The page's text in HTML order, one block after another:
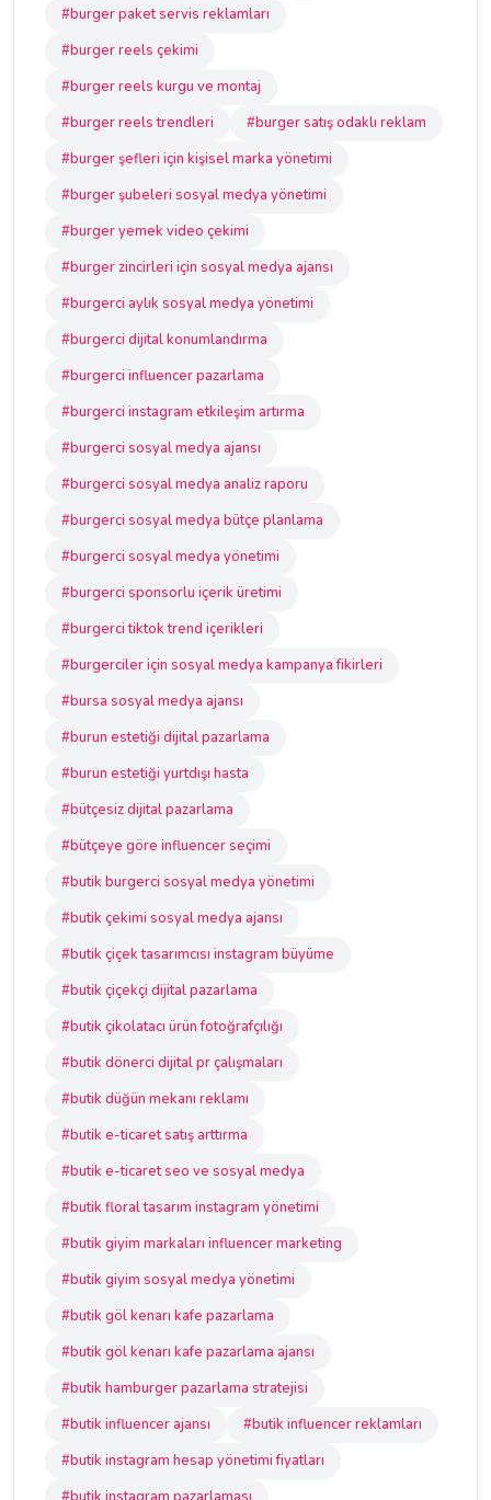
#burger paket servis reklamları
#burger reels çekimi
#burger reels kurgu ve montaj
#burger reels trendleri
#burger satış odaklı reklam
#burger şefleri için kişisel marka yönetimi
#burger şubeleri sosyal medya yönetimi
#burger yemek video çekimi
#burger zincirleri için sosyal medya ajansı
#burgerci aylık sosyal medya yönetimi
#burgerci dijital konumlandırma
#burgerci influencer pazarlama
#burgerci instagram etkileşim artırma
#burgerci sosyal medya ajansı
#burgerci sosyal medya analiz raporu
#burgerci sosyal medya bütçe planlama
#burgerci sosyal medya yönetimi
#burgerci sponsorlu içerik üretimi
#burgerci tiktok trend içerikleri
#burgerciler için sosyal medya kampanya fikirleri
#bursa sosyal medya ajansı
#burun estetiği dijital pazarlama
#burun estetiği yurtdışı hasta
#bütçesiz dijital pazarlama
#bütçeye göre influencer seçimi
#butik burgerci sosyal medya yönetimi
#butik çekimi sosyal medya ajansı
#butik çiçek tasarımcısı instagram büyüme
#butik çiçekçi dijital pazarlama
#butik çikolatacı ürün fotoğrafçılığı
#butik dönerci dijital pr çalışmaları
#butik düğün mekanı reklamı
#butik e-ticaret satış arttırma
#butik e-ticaret seo ve sosyal medya
#butik floral tasarım instagram yönetimi
#butik giyim markaları influencer marketing
#butik giyim sosyal medya yönetimi
#butik göl kenarı kafe pazarlama
#butik göl kenarı kafe pazarlama ajansı
#butik hamburger pazarlama stratejisi
#butik influencer ajansı
#butik influencer reklamları
#butik instagram hesap yönetimi fiyatları